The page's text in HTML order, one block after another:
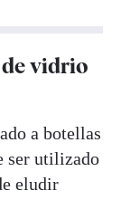
vidrio
a botellas
ser utilizado
eludir